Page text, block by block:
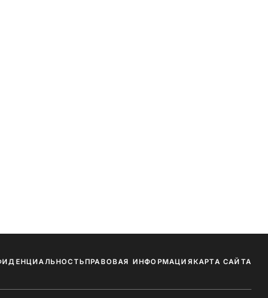
ПРАВОВАЯ ИНФОРМАЦИЯКАРТА САЙТА